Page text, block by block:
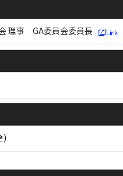
理事 GA委員会委員長
)